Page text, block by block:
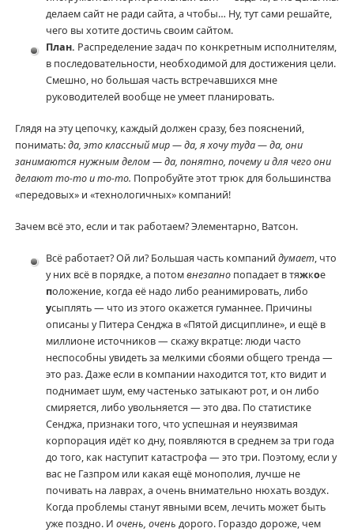
делаем сайт не ради сайта, а чтобы… Ну, тут сами решайте,
чего вы хотите достичь своим сайтом.
План. Распределение задач по конкретным исполнителям,
в последовательности, необходимой для достижения цели.
Смешно, но большая часть встречавшихся мне
руководителей вообще не умеет планировать.
Глядя на эту цепочку, каждый должен сразу, без пояснений,
понимать:да, это классный мир — да, я хочу туда — да, они
занимаются нужным делом — да, понятно, почему и для чего они
делают то-то и то-то. Попробуйте этот трюк для большинства
«передовых» и «технологичных» компаний!
Зачем всё это, если и так работаем? Элементарно, Ватсон.
Всё работает? Ой ли? Большая часть компаний думает, что
у них всё в порядке, а потомвнезапнопопадает в тяжкое
положение, когда её надо либо реанимировать, либо
усыплять — что из этого окажется гуманнее. Причины
описаны у Питера Сенджа в «Пятой дисциплине», и ещё в
миллионе источников — скажу вкратце: люди часто
неспособны увидеть за мелкими сбоями общего тренда —
это раз. Даже если в компании находится тот, кто видит и
поднимает шум, ему частенько затыкают рот, и он либо
смиряется, либо увольняется — это два. По статистике
Сенджа, признаки того, что успешная и неуязвимая
корпорация идёт ко дну, появляются в среднем за три года
до того, как наступит катастрофа — это три. Поэтому, если у
вас не Газпром или какая ещё монополия, лучше не
почивать на лаврах, а очень внимательно нюхать воздух.
Когда проблемы станут явными всем, лечить может быть
уже поздно. И очень, очень дорого. Гораздо дороже, чем